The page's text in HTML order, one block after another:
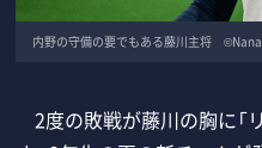
内野の守備の要でもある藤川主将
2度の敗戦が藤川の胸に「